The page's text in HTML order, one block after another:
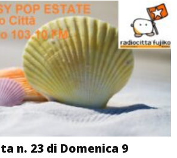
n. 23 di Domenica 9